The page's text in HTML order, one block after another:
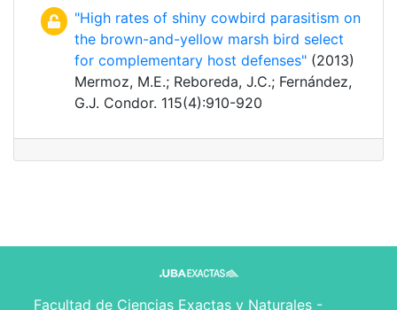
"High rates of shiny cowbird parasitism on
the brown-and-yellow marsh bird select
for complementary host defenses" (2013)
Mermoz, M.E.; Reboreda, J.C.; Fernández,
G.J. Condor. 115(4):910-920
Facultad de Ciencias Exactas y Naturales -